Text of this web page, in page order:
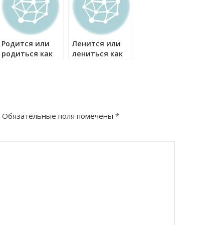
Родится или
родиться как
Ленится или
лениться как
Обязательные поля помечены *